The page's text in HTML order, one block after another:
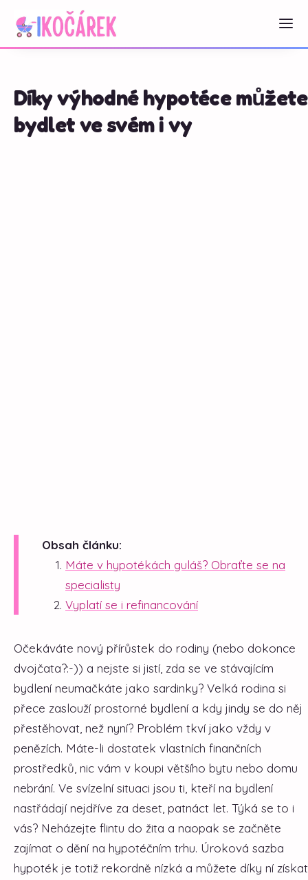
Díky výhodné hypotéce můžete
bydlet ve svém i vy
Obsah článku:
Máte v hypotékách guláš? Obraťte se na
specialisty
Vyplatí se i refinancování
Očekáváte nový přírůstek do rodiny (nebo dokonce
dvojčata?:-)) a nejste si jistí, zda se ve stávajícím
bydlení neumačkáte jako sardinky? Velká rodina si
přece zaslouží prostorné bydlení a kdy jindy se do něj
přestěhovat, než nyní? Problém tkví jako vždy v
penězích. Máte-li dostatek vlastních finančních
prostředků, nic vám v koupi většího bytu nebo domu
nebrání. Ve svízelní situaci jsou ti, kteří na bydlení
nastřádají nejdříve za deset, patnáct let. Týká se to i
vás? Neházejte flintu do žita a naopak se začněte
zajímat o dění na hypotéčním trhu. Úroková sazba
hypoték je totiž rekordně nízká a můžete díky ní získat